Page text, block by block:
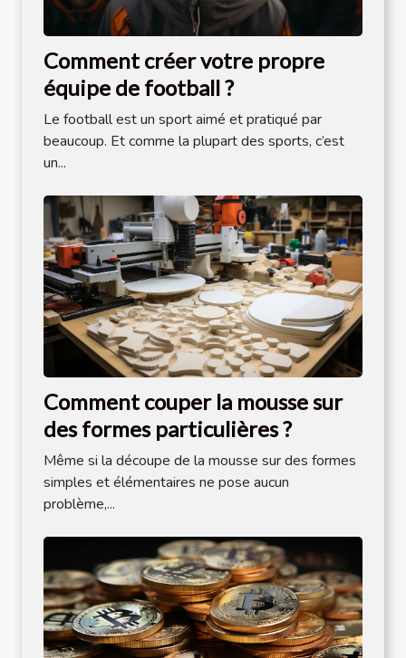
Comment créer votre propre
équipe de football ?
Le football est un sport aimé et pratiqué par
beaucoup. Et comme la plupart des sports, c’est
un...
Comment couper la mousse sur
des formes particulières ?
Même si la découpe de la mousse sur des formes
simples et élémentaires ne pose aucun
problème,...